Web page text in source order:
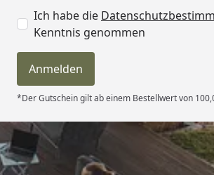
Ich habe die
Kenntnis genommen
Anmelden
*Der Gutschein gilt ab einem Bestellwert von